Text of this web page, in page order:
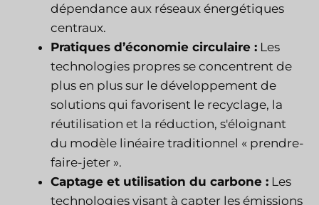
dépendance aux réseaux énergétiques
centraux.
Pratiques d’économie circulaire : Les
technologies propres se concentrent de
plus en plus sur le développement de
solutions qui favorisent le recyclage, la
réutilisation et la réduction, s'éloignant
du modèle linéaire traditionnel « prendre-
faire-jeter ».
Captage et utilisation du carbone : Les
technologies visant à capter les émissions